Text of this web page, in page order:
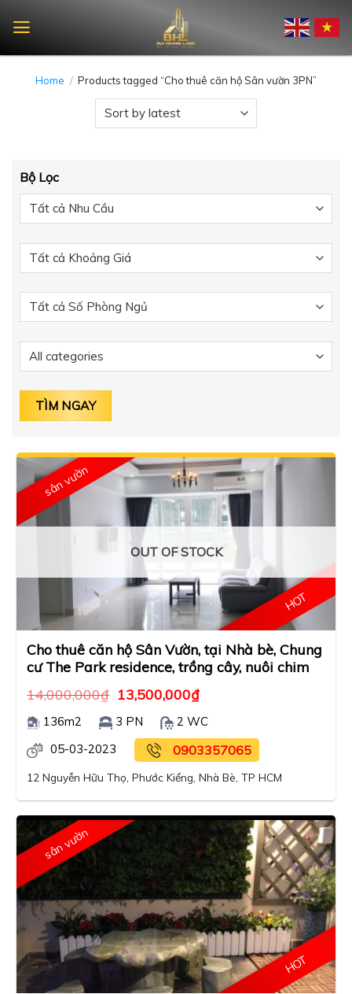
Home / Products tagged “Cho thuê căn hộ Sân vườn 3PN”
Bộ Lọc
HOT
sân vườn
OUT OF STOCK
Cho thuê căn hộ Sân Vườn, tại Nhà bè, Chung
cư The Park residence, trồng cây, nuôi chim
14,000,000₫ 13,500,000₫
136m2 3 PN
2 WC
05-03-2023
0903357065
12 Nguyễn Hữu Thọ, Phước Kiểng, Nhà Bè, TP HCM
HOT
sân vườn